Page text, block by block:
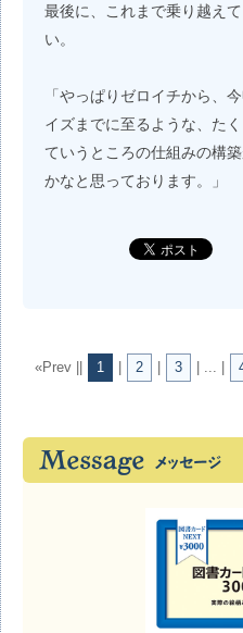
最後に、これまで乗り越え
い。
「やっぱりゼロイチから、
イズまでに至るような、た
ていうところの仕組みの構
かなと思っております。」
«Prev || 1 2 3 | ... |